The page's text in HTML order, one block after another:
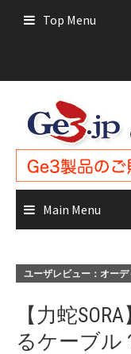
Top Menu
Main Menu
ユーザレビュー：オーデ
【力蛇
るケーブル